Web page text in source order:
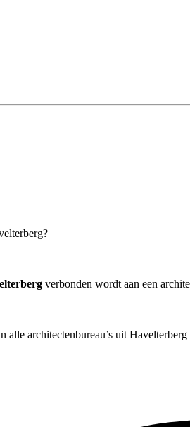
verbonden wordt aan een
architectenbureau’s uit Havelterberg